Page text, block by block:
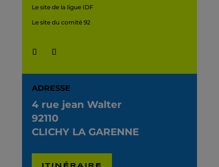
Le site de la ligue IDF
Le site du comité 92
ADRESSE
4 rue jean Walter
92110
CLICHY LA GARENNE
ITINÉRAIRE